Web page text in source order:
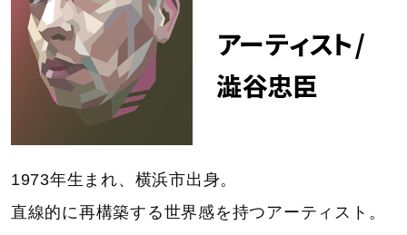
1973年生まれ、横浜市出身。
直線的に再構築する世界感を持つアーティスト。